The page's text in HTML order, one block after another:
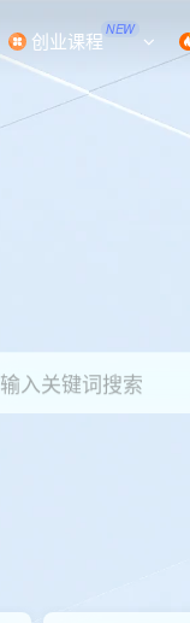
创业课程 NEW
输入关键词搜索